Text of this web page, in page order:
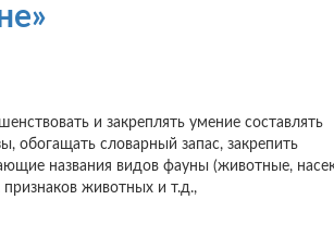
и закреплять умение составлять
обогащать словарный запас, закрепить
названия видов фауны (животные,
признаков животных и т.д.,